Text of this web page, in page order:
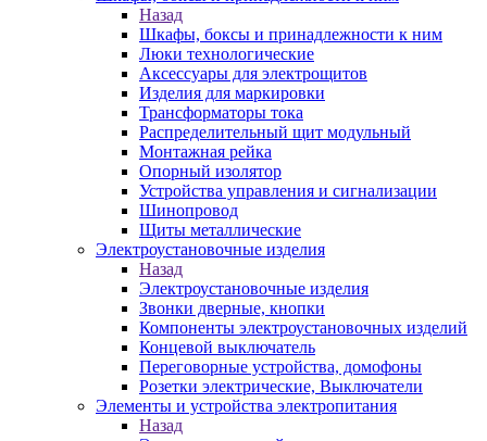
Назад
Шкафы, боксы и принадлежности к ним
Люки технологические
Аксессуары для электрощитов
Изделия для маркировки
Трансформаторы тока
Распределительный щит модульный
Монтажная рейка
Опорный изолятор
Устройства управления и сигнализации
Шинопровод
Щиты металлические
Электроустановочные изделия
Назад
Электроустановочные изделия
Звонки дверные, кнопки
Компоненты электроустановочных изделий
Концевой выключатель
Переговорные устройства, домофоны
Розетки электрические, Выключатели
Элементы и устройства электропитания
Назад